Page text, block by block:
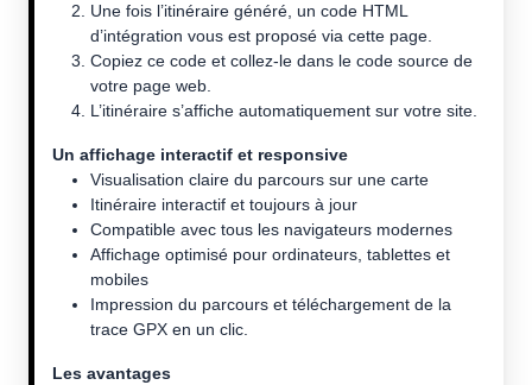
Une fois l’itinéraire généré, un code HTML
d’intégration vous est proposé via cette page.
Copiez ce code et collez-le dans le code source de
votre page web.
L’itinéraire s’affiche automatiquement sur votre site.
Un affichage interactif et responsive
Visualisation claire du parcours sur une carte
Itinéraire interactif et toujours à jour
Compatible avec tous les navigateurs modernes
Affichage optimisé pour ordinateurs, tablettes et
mobiles
Impression du parcours et téléchargement de la
trace GPX en un clic.
Les avantages